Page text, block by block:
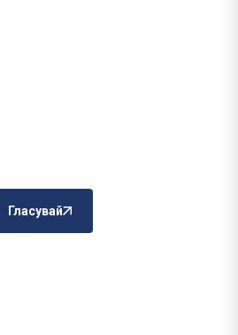
Гласувай